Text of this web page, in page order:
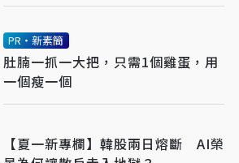
PR・新素簡
肚腩一抓一大把，只需1個雞蛋，用
一個瘦一個
【夏一新專欄】韓股兩日熔斷 AI榮